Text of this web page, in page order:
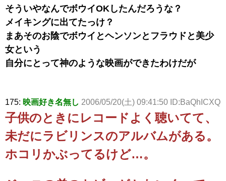
そういやなんでボウイOKしたんだろうな？
メイキングに出てたっけ？
まあそのお陰でボウイとヘンソンとフラウドと美少
女という
自分にとって神のような映画ができたわけだが
175: 映画好き名無し 2006/05/20(土) 09:41:50 ID:BaQhICXQ
子供のときにレコードよく聴いてて、
未だにラビリンスのアルバムがある。
ホコリかぶってるけど…。